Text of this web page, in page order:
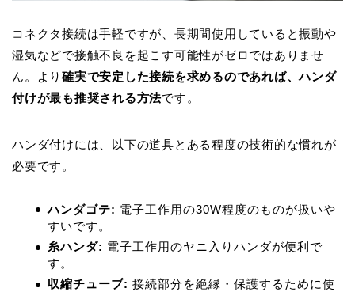
コネクタ接続は手軽ですが、長期間使用していると振動や
湿気などで接触不良を起こす可能性がゼロではありませ
ん。より確実で安定した接続を求めるのであれば、ハンダ
付けが最も推奨される方法です。
ハンダ付けには、以下の道具とある程度の技術的な慣れが
必要です。
ハンダゴテ: 電子工作用の30W程度のものが扱いや
すいです。
糸ハンダ: 電子工作用のヤニ入りハンダが便利で
す。
収縮チューブ: 接続部分を絶縁・保護するために使